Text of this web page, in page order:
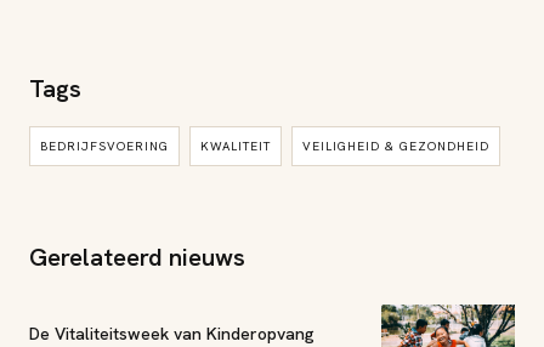
Tags
BEDRIJFSVOERING KWALITEIT VEILIGHEID & GEZONDHEID
Gerelateerd nieuws
De Vitaliteitsweek van Kinderopvang